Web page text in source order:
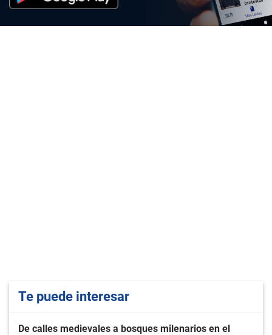
Te puede interesar
De calles medievales a bosques milenarios en el